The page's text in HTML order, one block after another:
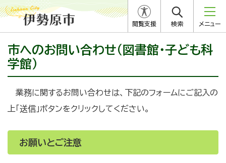
閲覧支援 検索 メニュー
市へのお問い合わせ（図書館・子ども科
学館）
業務に関するお問い合わせは、下記のフォームにご記入の
上「送信」ボタンをクリックしてください。
お願いとご注意